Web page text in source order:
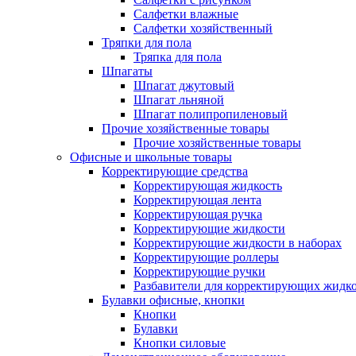
Салфетки влажные
Салфетки хозяйственный
Тряпки для пола
Тряпка для пола
Шпагаты
Шпагат джутовый
Шпагат льняной
Шпагат полипропиленовый
Прочие хозяйственные товары
Прочие хозяйственные товары
Офисные и школьные товары
Корректирующие средства
Корректирующая жидкость
Корректирующая лента
Корректирующая ручка
Корректирующие жидкости
Корректирующие жидкости в наборах
Корректирующие роллеры
Корректирующие ручки
Разбавители для корректирующих
Булавки офисные, кнопки
Кнопки
Булавки
Кнопки силовые